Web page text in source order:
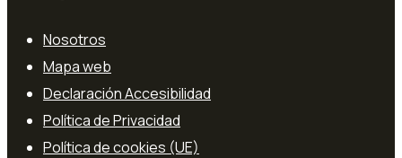
Nosotros
Mapa web
Declaración Accesibilidad
Política de Privacidad
Política de cookies (UE)